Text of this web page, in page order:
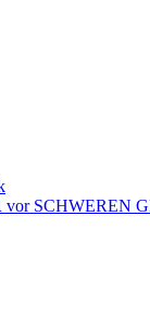
SCHWEREN